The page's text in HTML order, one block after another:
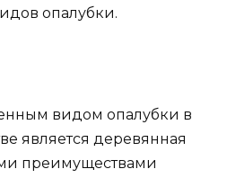
опалубки.
видом опалубки в
является деревянная
преимуществами